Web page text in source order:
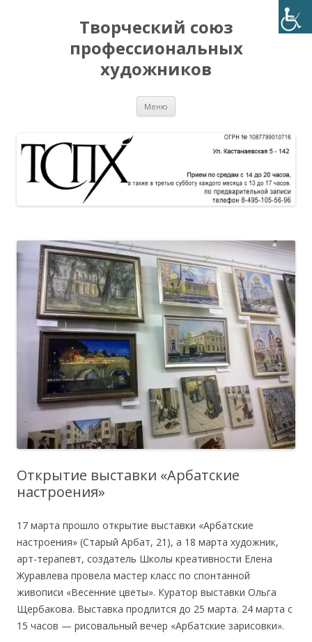
Творческий союз
профессиональных
художников
Меню
Открытие выставки «Арбатские
настроения»
17 марта прошло открытие выставки «Арбатские
настроения» (Старый Арбат, 21), а 18 марта художник,
арт-терапевт, создатель Школы креативности Елена
Журавлева провела мастер класс по спонтанной
живописи «Весенние цветы». Куратор выставки Ольга
Щербакова. Выставка продлится до 25 марта. 24 марта с
15 часов — рисовальный вечер «Арбатские зарисовки».